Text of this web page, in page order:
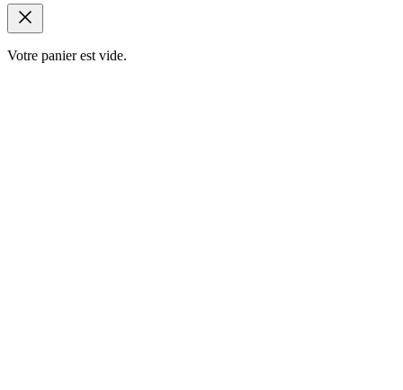
Votre panier est vide.